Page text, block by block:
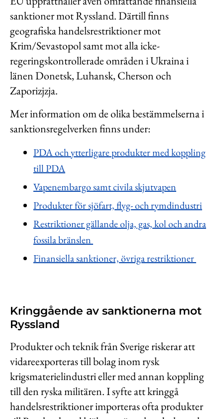
sanktioner mot Ryssland. Därtill finns
geografiska handelsrestriktioner mot
Krim/Sevastopol samt mot alla icke-
regeringskontrollerade områden i Ukraina i
länen Donetsk, Luhansk, Cherson och
Zaporizjzja.
Mer information om de olika bestämmelserna i
sanktionsregelverken finns under:
PDA och ytterligare produkter med koppling
till PDA
Vapenembargo samt civila skjutvapen
Produkter för sjöfart, flyg- och rymdindustri
Restriktioner gällande olja, gas, kol och andra
fossila bränslen
Finansiella sanktioner, övriga restriktioner
Kringgående av sanktionerna mot
Ryssland
Produkter och teknik från Sverige riskerar att
vidareexporteras till bolag inom rysk
krigsmaterielindustri eller med annan koppling
till den ryska militären. I syfte att kringgå
handelsrestriktioner importeras ofta produkter